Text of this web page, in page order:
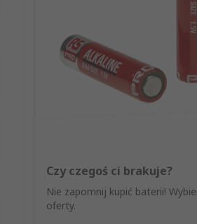
Czy czegoś ci brakuje?
Nie zapomnij kupić baterii!
oferty.